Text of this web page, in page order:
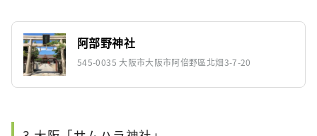
阿部野神社
545-0035 大阪市大阪市阿倍野區北畑3-7-20